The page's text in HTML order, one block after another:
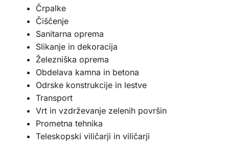
Črpalke
Čiščenje
Sanitarna oprema
Slikanje in dekoracija
Železniška oprema
Obdelava kamna in betona
Odrske konstrukcije in lestve
Transport
Vrt in vzdrževanje zelenih površin
Prometna tehnika
Teleskopski viličarji in viličarji